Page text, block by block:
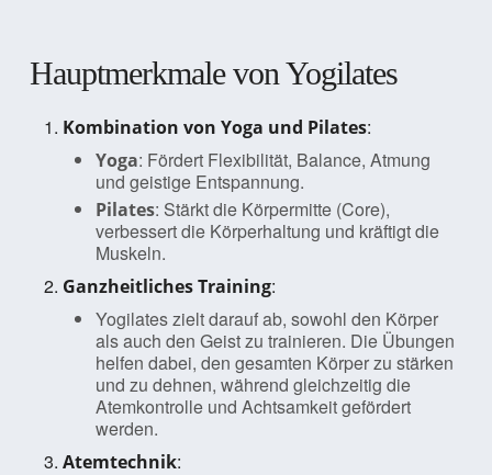
Hauptmerkmale von Yogilates
Kombination von Yoga und Pilates:
Yoga: Fördert Flexibilität, Balance, Atmung
und geistige Entspannung.
Pilates: Stärkt die Körpermitte (Core),
verbessert die Körperhaltung und kräftigt die
Muskeln.
Ganzheitliches Training:
Yogilates zielt darauf ab, sowohl den Körper
als auch den Geist zu trainieren. Die Übungen
helfen dabei, den gesamten Körper zu stärken
und zu dehnen, während gleichzeitig die
Atemkontrolle und Achtsamkeit gefördert
werden.
Atemtechnik: